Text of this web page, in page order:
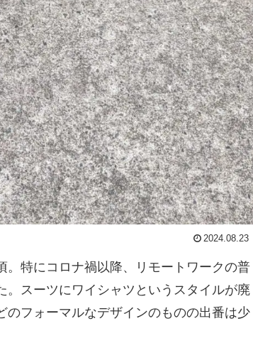
2024.08.23
特にコロナ禍以降、リモートワークの普
。スーツにワイシャツというスタイルが廃
フォーマルなデザインのものの出番は少